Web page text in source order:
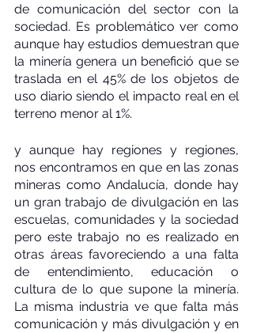
de comunicación del sector con la
sociedad. Es problemático ver como
aunque hay estudios demuestran que
la minería genera un benefició que se
traslada en el 45% de los objetos de
uso diario siendo el impacto real en el
terreno menor al 1%.
y aunque hay regiones y regiones,
nos encontramos en que en las zonas
mineras como Andalucía, donde hay
un gran trabajo de divulgación en las
escuelas, comunidades y la sociedad
pero este trabajo no es realizado en
otras áreas favoreciendo a una falta
de entendimiento, educación o
cultura de lo que supone la minería.
La misma industria ve que falta más
comunicación y más divulgación y en